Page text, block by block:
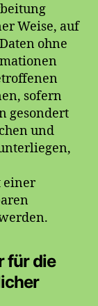
Weise, auf
ohne
sofern
gesondert
und
einer
für die